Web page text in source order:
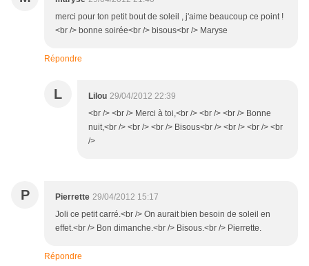
merci pour ton petit bout de soleil , j'aime beaucoup ce point !
<br /> bonne soirée<br /> bisous<br /> Maryse
Répondre
L Lilou 29/04/2012 22:39
<br /> <br /> Merci à toi,<br /> <br /> <br /> Bonne
nuit,<br /> <br /> <br /> Bisous<br /> <br /> <br /> <br
/>
P Pierrette 29/04/2012 15:17
Joli ce petit carré.<br /> On aurait bien besoin de soleil en
effet.<br /> Bon dimanche.<br /> Bisous.<br /> Pierrette.
Répondre